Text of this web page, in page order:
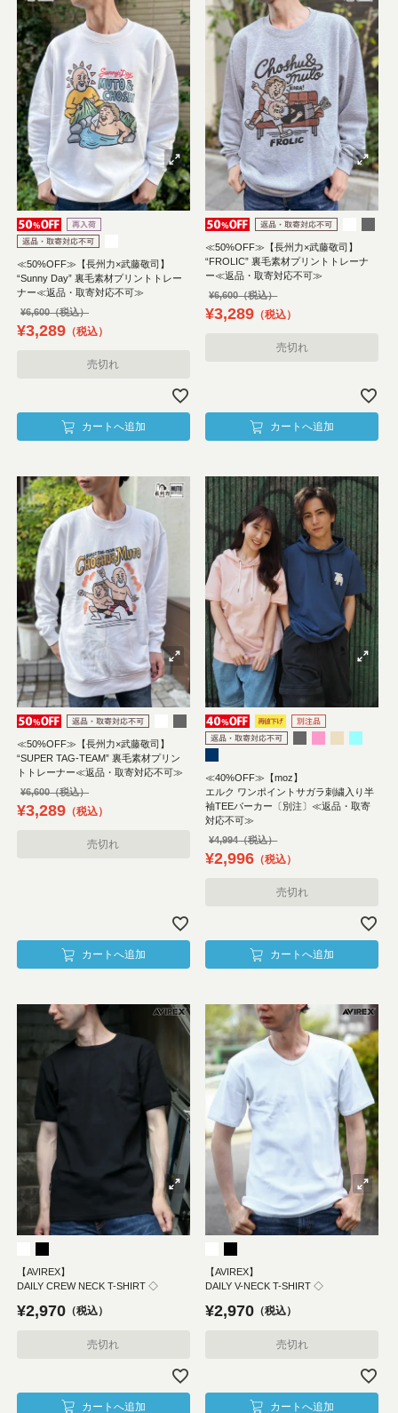
≪50%OFF≫【長州力×武藤敬司】
“Sunny Day” 裏毛素材プリントトレー
ナー≪返品・取寄対応不可≫
¥6,600
¥3,289 税込
売切れ
カートへ追加
≪50%OFF≫【長州力×武藤敬司】
“FROLIC” 裏毛素材プリントトレーナ
ー≪返品・取寄対応不可≫
¥6,600
¥3,289 税込
売切れ
カートへ追加
≪50%OFF≫【長州力×武藤敬司】
“SUPER TAG-TEAM” 裏毛素材プリン
トトレーナー≪返品・取寄対応不可≫
¥6,600
¥3,289 税込
売切れ
カートへ追加
≪40%OFF≫【moz】
エルク ワンポイントサガラ刺繍入り半
袖TEEパーカー〔別注〕≪返品・取寄
対応不可≫
¥4,994
¥2,996 税込
売切れ
カートへ追加
【AVIREX】
DAILY CREW NECK T-SHIRT ◇
¥2,970 税込
売切れ
カートへ追加
【AVIREX】
DAILY V-NECK T-SHIRT ◇
¥2,970 税込
売切れ
カートへ追加